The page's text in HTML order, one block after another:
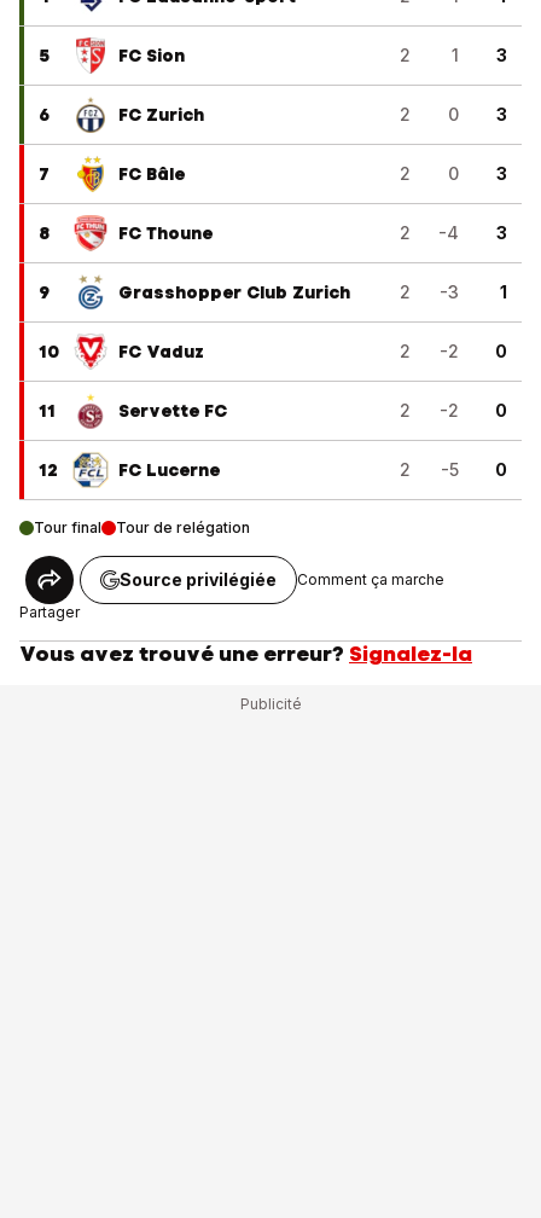
5 FC Sion 2 1 3
6 FC Zurich 2 0 3
7 FC Bâle 2 0 3
8 FC Thoune 2 -4 3
9 Grasshopper Club Zurich 2 -3 1
10 FC Vaduz 2 -2 0
11 Servette FC 2 -2 0
12 FC Lucerne 2 -5 0
Tour final Tour de relégation
Partager
Source privilégiée Comment ça marche
Vous avez trouvé une erreur? Signalez-la